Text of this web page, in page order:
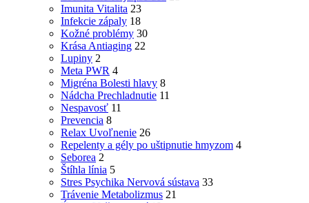
Imunita Vitalita 23
Infekcie zápaly 18
Kožné problémy 30
Krása Antiaging 22
Lupiny 2
Meta PWR 4
Migréna Bolesti hlavy 8
Nádcha Prechladnutie 11
Nespavosť 11
Prevencia 8
Relax Uvoľnenie 26
Repelenty a gély po uštipnutie hmyzom 4
Seborea 2
Štíhla línia 5
Stres Psychika Nervová sústava 33
Trávenie Metabolizmus 21